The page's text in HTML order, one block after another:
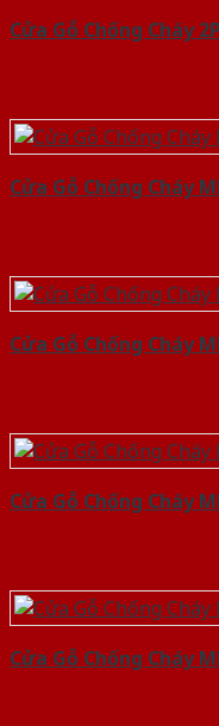
Cửa Gỗ Chống Cháy
Cửa Gỗ Chống Cháy
Cửa Gỗ Chống Cháy
Cửa Gỗ Chống Cháy
Cửa Gỗ Chống Cháy